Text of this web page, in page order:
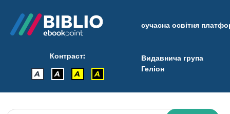
сучасна освітня
Контраст:
A
A A A
Видавнича група
Геліон